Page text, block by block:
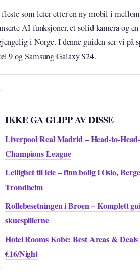
som leter etter en ny mobil i
AI-funksjoner, et solid kamera og
i Norge. I denne guiden ser vi på
9 og Samsung Galaxy S24.
IKKE GA GLIPP AV DISSE
Liverpool Real Madrid – Head-to-
Champions League
Leilighet til leie – finn bolig i Oslo,
Trondheim
Rollebesetningen i Broen – Komplett
skuespillerne
Hotel Rooms Kobe: Best Areas &
€16/Night